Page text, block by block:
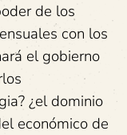
de los
con los
el gobierno
¿el dominio
económico de